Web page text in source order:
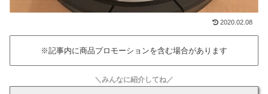
2020.02.08
※記事内に商品プロモーションを含む場合があります
＼みんなに紹介してね／